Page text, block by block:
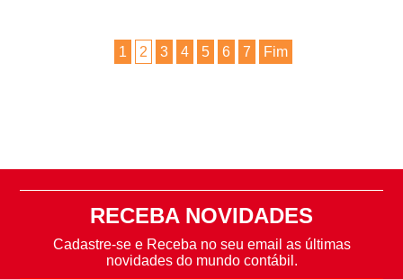
1 2 3 4 5 6 7 Fim
RECEBA NOVIDADES
Cadastre-se e Receba no seu email as últimas
novidades do mundo contábil.